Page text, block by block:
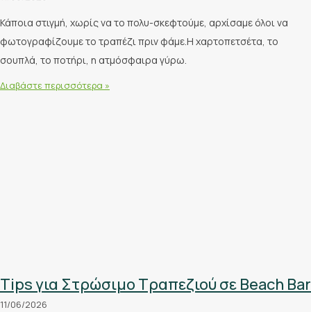
Κάποια στιγμή, χωρίς να το πολυ-σκεφτούμε, αρχίσαμε όλοι να
φωτογραφίζουμε το τραπέζι πριν φάμε.Η χαρτοπετσέτα, το
σουπλά, το ποτήρι, η ατμόσφαιρα γύρω.
Διαβάστε περισσότερα »
Tips για Στρώσιμο Τραπεζιού σε Beach Bar
11/06/2026